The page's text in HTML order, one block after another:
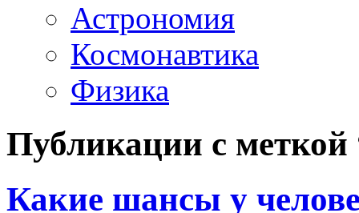
Астрономия
Космонавтика
Физика
Публикации с
Какие шансы у